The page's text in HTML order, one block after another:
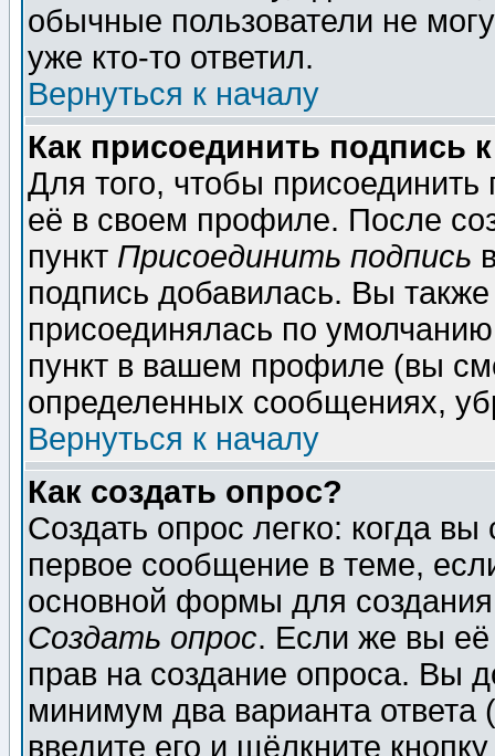
обычные пользователи не
уже кто-то ответил.
Вернуться к началу
Как присоединить подпись
Для того, чтобы
её в своем профиле. После
пункт Присоединить подпись
подпись добавилась. Вы
присоединялась по
пункт в вашем профиле (вы
определенных сообщениях,
Вернуться к началу
Как создать опрос?
Создать опрос легко: когда
первое сообщение в теме,
основной формы для
Создать опрос. Если же вы её
прав на создание опроса. Вы
минимум два варианта ответа
введите его и щёлкните